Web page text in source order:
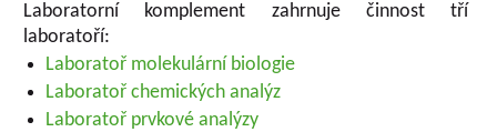
Laboratorní komplement zahrnuje činnost tří
laboratoří:
Laboratoř molekulární biologie
Laboratoř chemických analýz
Laboratoř prvkové analýzy